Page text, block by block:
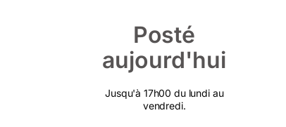
Posté
aujourd'hui
Jusqu'à 17h00 du lundi au
vendredi.